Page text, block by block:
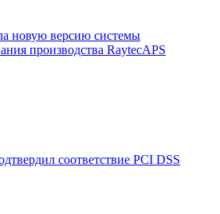
новую версию системы
производства RaytecAPS
соответствие PCI DSS